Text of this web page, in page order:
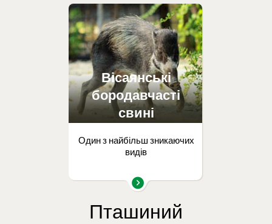
Вісаянські
бородавчасті
свині
Один з найбільш зникаючих
видів
Пташиний